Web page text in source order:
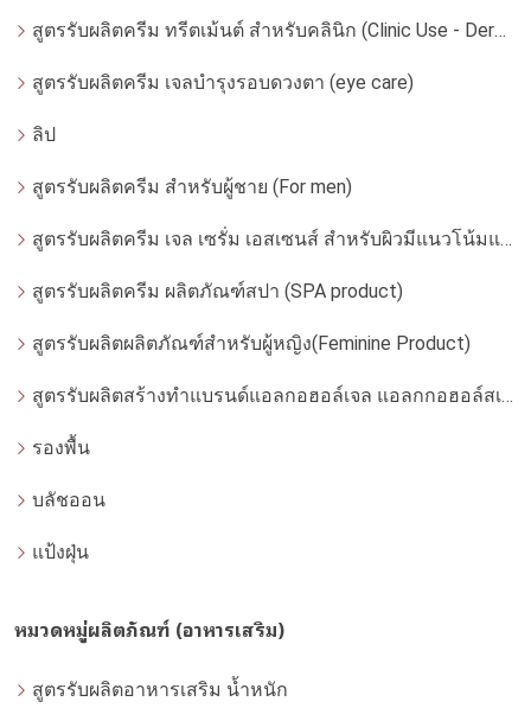
สูตรรับผลิตครีม ทรีตเม้นต์ สำหรับคลินิก (Clinic Use - Dermatologist)
สูตรรับผลิตครีม เจลบำรุงรอบดวงตา (eye care)
ลิป
สูตรรับผลิตครีม สำหรับผู้ชาย (For men)
สูตรรับผลิตครีม เจล เซรั่ม เอสเซนส์ สำหรับผิวมีแนวโน้มแพ้ง่าย
สูตรรับผลิตครีม ผลิตภัณฑ์สปา (SPA product)
สูตรรับผลิตผลิตภัณฑ์สำหรับผู้หญิง(Feminine Product)
สูตรรับผลิตสร้างทำแบรนด์แอลกอฮอล์เจล แอลกกอฮอล์สเปรย์ ล้างมือ
รองพื้น
บลัชออน
แป้งฝุ่น
หมวดหมู่ผลิตภัณฑ์ (อาหารเสริม)
สูตรรับผลิตอาหารเสริม น้ำหนัก